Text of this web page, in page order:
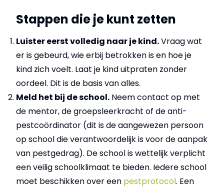
Stappen die je kunt zetten
Luister eerst volledig naar je kind.Vraag wat
er is gebeurd, wie erbij betrokken is en hoe je
kind zich voelt. Laat je kind uitpraten zonder
oordeel. Dit is de basis van alles.
Meld het bij de school. Neem contact op met
de mentor, de groepsleerkracht of de anti-
pestcoördinator (dit is de aangewezen persoon
op school die verantwoordelijk is voor de aanpak
van pestgedrag). De school is wettelijk verplicht
een veilig schoolklimaat te bieden. Iedere school
moet beschikken over een pestprotocol. Een